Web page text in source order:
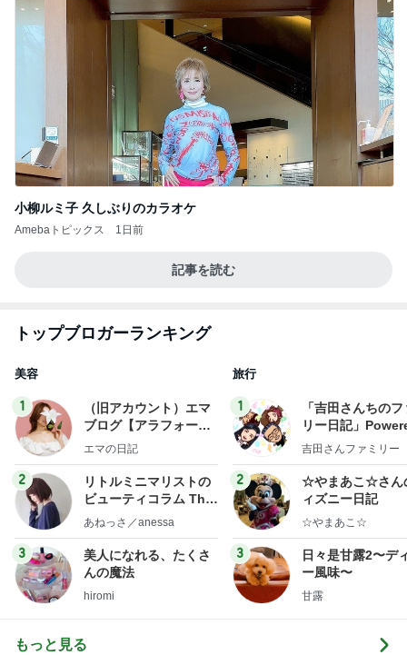
小柳ルミ子 久しぶりのカラオケ
Amebaトピックス 1日前
記事を読む
トップブロガーランキング
美容
1
（旧アカウント）エマ
ブログ【アラフォー会
社売却セカンドライ
エマの日記
2
リトルミニマリストの
ビューティコラム The
little minimalist's bea
あねっさ／anessa
3
美人になれる、たくさ
んの魔法
hiromi
旅行
1
「吉田さんちの
リー日記」
y Ameba 吉田さ
ログ
吉田さんファミリー
2
☆やまあこ☆さん
ィズニー日記
☆やまあこ☆
3
日々是甘露2〜デ
ー風味〜
甘露
もっと見る